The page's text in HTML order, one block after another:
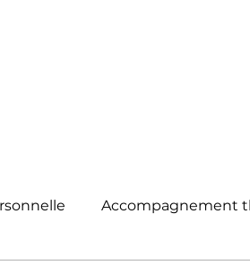
Accompagnement